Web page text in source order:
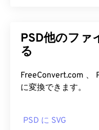
Photoshopのデフォ
は、画像と、それに
すべて1つのファイ
すると、ファイルの
は、ファイルサイズ
PSD他のファ
る
FreeConvert.com 、 PSDファイルを次の他の形式
に変換できます。
PSD に SVG